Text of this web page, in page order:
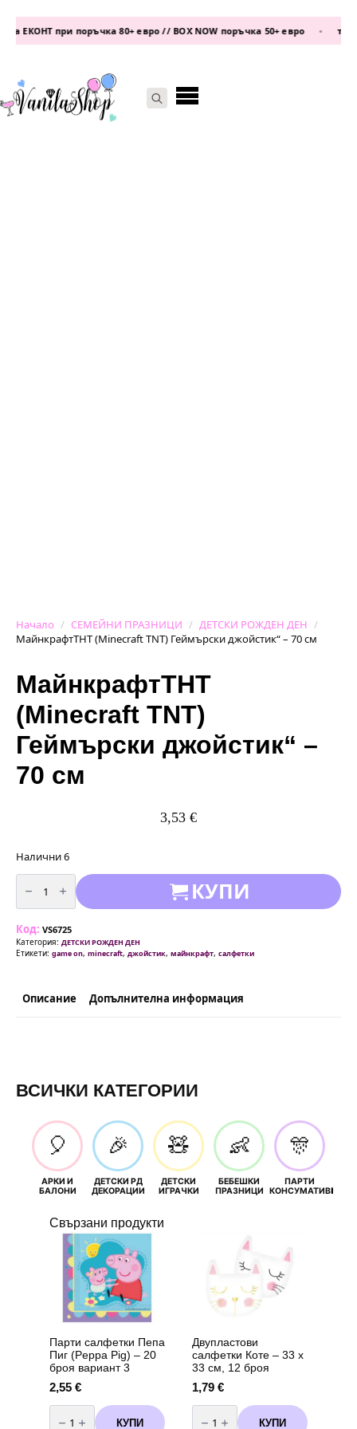
при поръчка 80+ евро // BOX NOW поръчка 50+ евро •
Начало СЕМЕЙНИ ПРАЗНИЦИ
ДЕТСКИ РОЖДЕН ДЕН
МайнкрафтТНТ (Minecraft ТNT) Геймърски джойстик“ – 70 см
МайнкрафтТНТ
(Minecraft ТNT)
Геймърски джойстик“ –
70 см
3,53 €
Налични 6
количество
за
МайнкрафтТНТ
(Minecraft
Геймърски
джойстик“
–
70
КУПИ
Код: VS6725
Категория: ДЕТСКИ РОЖДЕН ДЕН
Етикети: game on, minecraft, джойстик, майнкрафт, салфетки
Описание Допълнителна информация
ВСИЧКИ КАТЕГОРИИ
🎈
АРКИ И
БАЛОНИ
🎉
ДЕТСКИ РД
ДЕКОРАЦИИ
🧸
ДЕТСКИ
ИГРАЧКИ
👶
БЕБЕШКИ
ПРАЗНИЦИ
🎊
ПАРТИ
КОНСУМАТИВИ
Свързани продукти
Парти салфетки Пепа
Пиг (Peppa Pig) – 20
броя вариант 3
2,55 €
количество
за КУПИ
Двупластови
салфетки Коте – 33 х
33 см, 12 броя
1,79 €
количество
за КУПИ